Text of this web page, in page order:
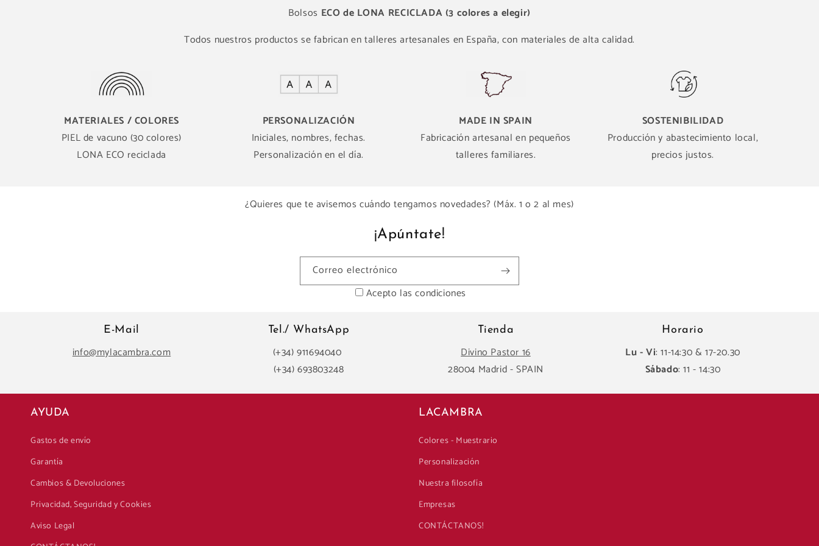
Bolsos ECO de LONA RECICLADA (3 colores a elegir)
Todos nuestros productos se fabrican en talleres artesanales en España, con materiales de alta calidad.
MATERIALES / COLORES
PIEL de vacuno (30 colores)
LONA ECO reciclada
PERSONALIZACIÓN
Iniciales, nombres, fechas.
Personalización en el día.
MADE IN SPAIN
Fabricación artesanal en pequeños
talleres familiares.
SOSTENIBILIDAD
Producción y abastecimiento local,
precios justos.
¿Quieres que te avisemos cuándo tengamos novedades? (Máx. 1 o 2 al mes)
¡Apúntate!
Correo electrónico
Acepto las condiciones
E-Mail
info@mylacambra.com
Tel./ WhatsApp
(+34) 911694040
(+34) 693803248
Tienda
Divino Pastor 16
28004 Madrid - SPAIN
Horario
Lu - Vi: 11-14:30 & 17-20.30
Sábado: 11 - 14:30
AYUDA
Gastos de envío
Garantía
Cambios & Devoluciones
Privacidad, Seguridad y Cookies
Aviso Legal
LACAMBRA
Colores - Muestrario
Personalización
Nuestra filosofía
Empresas
CONTÁCTANOS!